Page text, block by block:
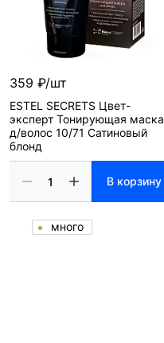
359 ₽/шт
ESTEL SECRETS Цвет-
эксперт Тонирующая маска
д/волос 10/71 Сатиновый
блонд
В корзину
много